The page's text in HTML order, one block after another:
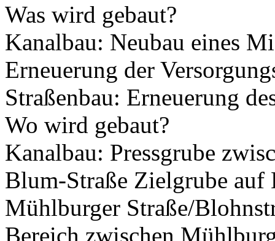
Was wird gebaut?
Kanalbau: Neubau eines
Erneuerung der
Straßenbau: Erneuerung
Wo wird gebaut?
Kanalbau: Pressgrube
Blum-Straße Zielgrube auf
Mühlburger Straße/
Bereich zwischen